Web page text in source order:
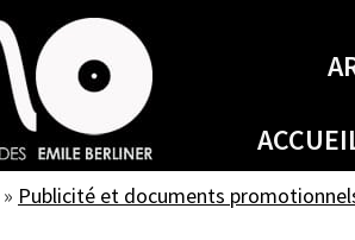
» Publicité et documents